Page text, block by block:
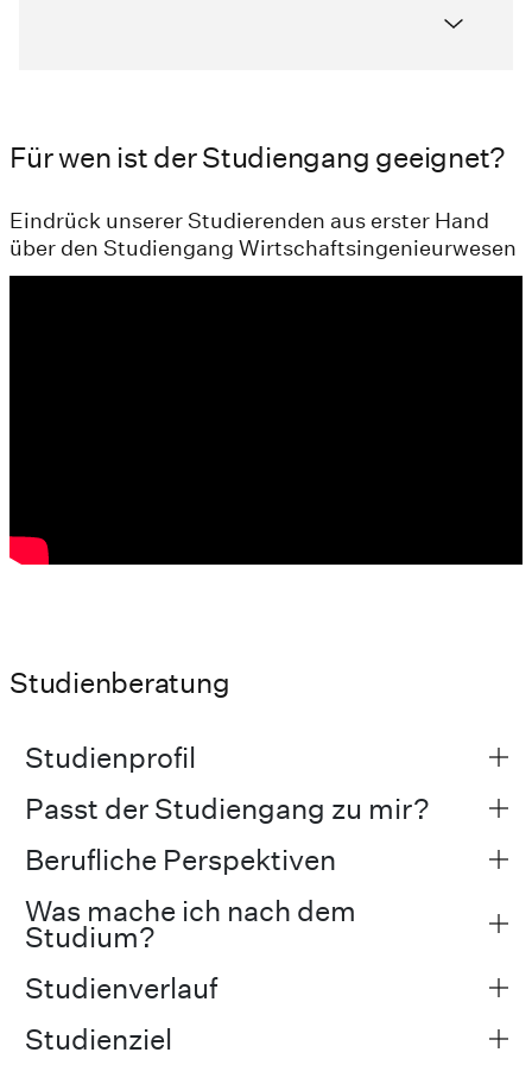
Für wen ist der Studiengang geeignet?
Eindrück unserer Studierenden aus erster Hand
über den Studiengang Wirtschaftsingenieurwesen
Studienberatung
Studienprofil
Passt der Studiengang zu mir?
Berufliche Perspektiven
Was mache ich nach dem
Studium?
Studienverlauf
Studienziel